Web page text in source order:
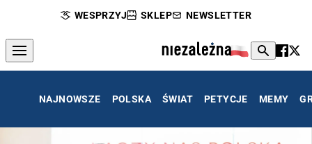
WESPRZYJ SKLEP NEWSLETTER
NAJNOWSZE POLSKA ŚWIAT PETYCJE MEMY